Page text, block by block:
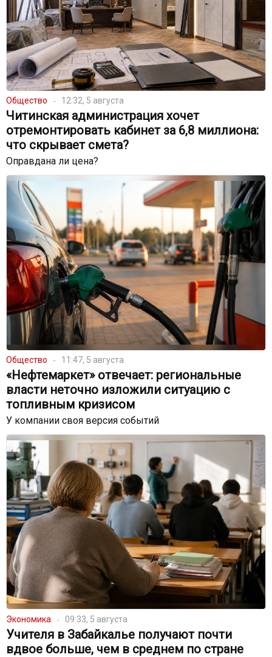
Общество 12:32, 5 августа
Читинская администрация хочет
отремонтировать кабинет за 6,8 миллиона:
что скрывает смета?
Оправдана ли цена?
Общество 11:47, 5 августа
«Нефтемаркет» отвечает: региональные
власти неточно изложили ситуацию с
топливным кризисом
У компании своя версия событий
Экономика 09:33, 5 августа
Учителя в Забайкалье получают почти
вдвое больше, чем в среднем по стране